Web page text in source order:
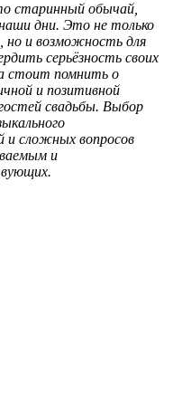
старинный обычай,
дни. Это не только
но и возможность для
серьёзность своих
стоит помнить о
и позитивной
свадьбы. Выбор
и сложных вопросов
и